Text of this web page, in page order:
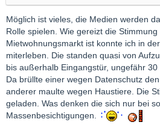
Möglich ist vieles, die Medien werden
Rolle spielen. Wie gereizt die Stimmung
Mietwohnungsmarkt ist konnte ich in
miterleben. Die standen quasi von
bis außerhalb Eingangstür, ungefähr 30
Da brüllte einer wegen Datenschutz
anderer maulte wegen Haustiere. Die
geladen. Was denken die sich nur bei
Massenbesichtigungen.